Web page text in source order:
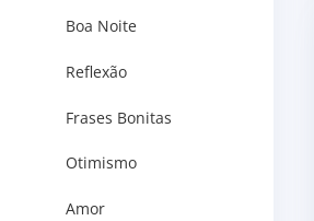
Boa Noite
Reflexão
Frases Bonitas
Otimismo
Amor